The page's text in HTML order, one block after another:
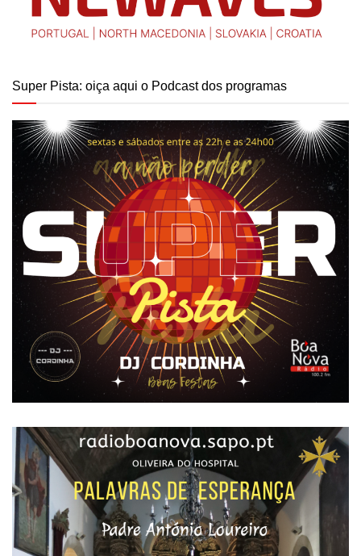
Super Pista: oiça aqui o Podcast dos programas